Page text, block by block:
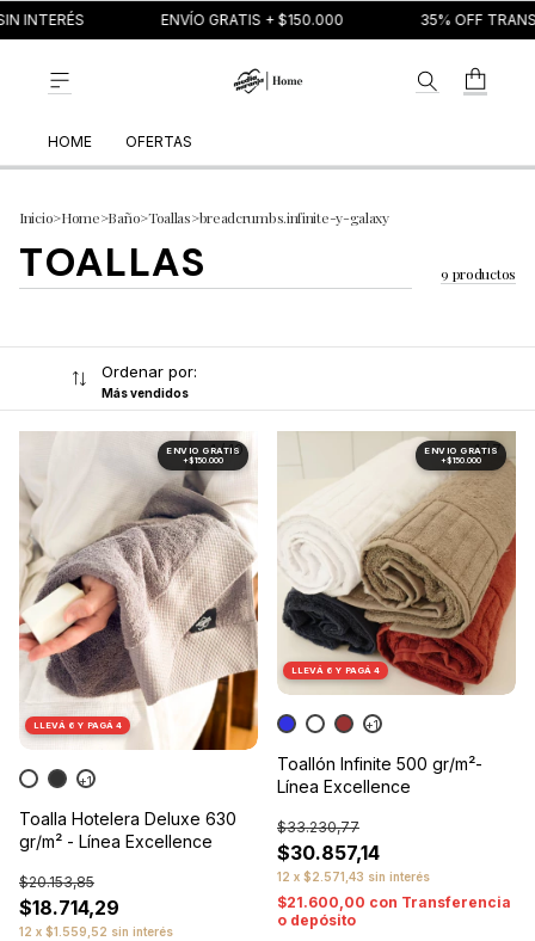
INTERÉS ENVÍO GRATIS + $150.000 35% OFF
HOME OFERTAS
Inicio>Home>Baño>Toallas>breadcrumbs.infinite-y-galaxy
TOALLAS 9 productos
Ordenar por:
Más vendidos
1/10
Toalla Hotelera Deluxe 630
gr/m² - Línea Excellence
$18.714,29
$20.153,85
12 x $1.559,52 sin interés
LLEVÁ 6 Y PAGÁ 4
+1
1/7
Toallón Infinite 500 gr/m²-
Línea Excellence
$30.857,14
$33.230,77
12 x $2.571,43 sin interés
LLEVÁ 6 Y PAGÁ 4
$21.600,00 con Transferencia
o depósito
+1